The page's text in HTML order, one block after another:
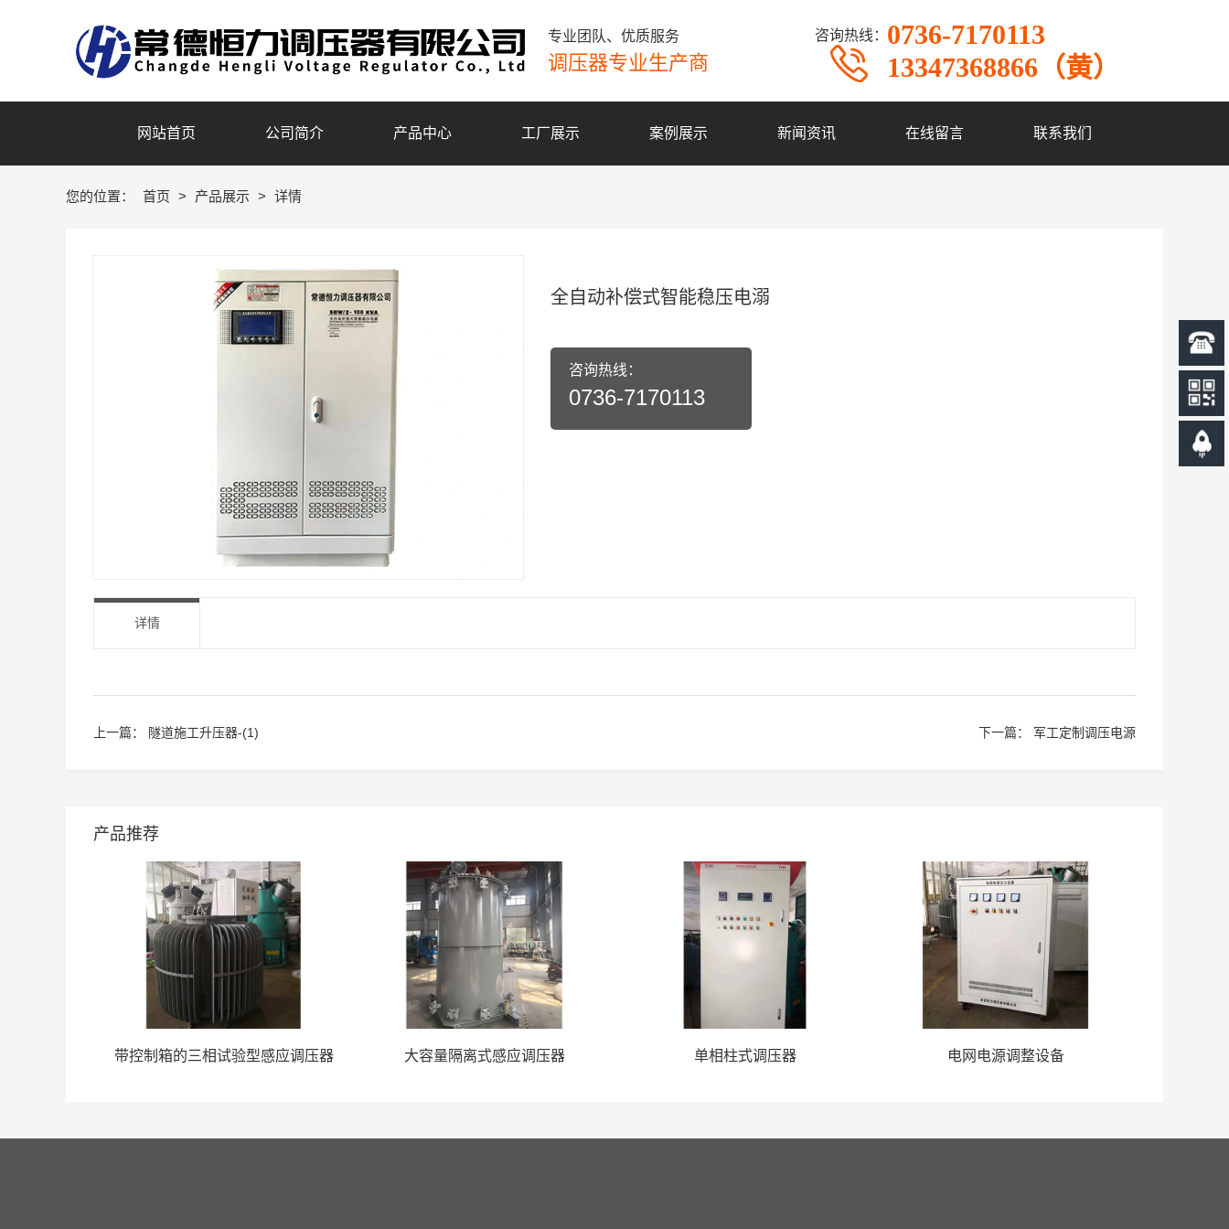
网站首页 公司简介 产品中心 工厂展示 案例展示 新闻资讯 在线留言 联系我们
专业团队、优质服务
调压器专业生产商
咨询热线： 0736-7170113
13347368866（黄）
您的位置： 首页 > 产品展示 > 详情
全自动补偿式智能稳压电溺
咨询热线：
0736-7170113
详情
上一篇： 隧道施工升压器-(1) 下一篇： 军工定制调压电源
产品推荐
带控制箱的三相试验型感应调压器 大容量隔离式感应调压器 单相柱式调压器 电网电源调整设备